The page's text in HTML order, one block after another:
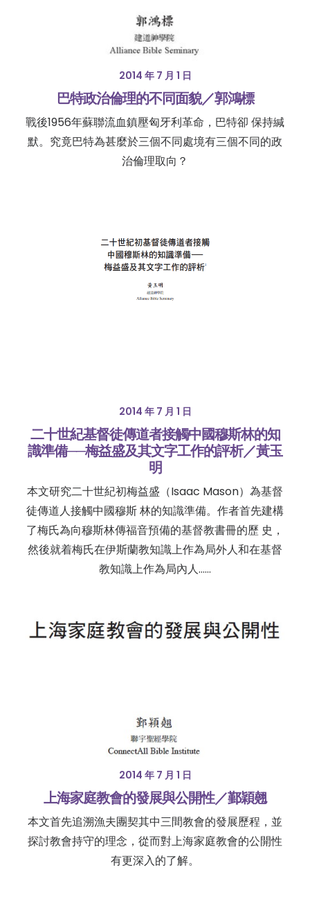
2014 年 7 月 1 日
巴特政治倫理的不同面貌／郭鴻標
戰後1956年蘇聯流血鎮壓匈牙利革命，巴特卻 保持緘
默。究竟巴特為甚麼於三個不同處境有三個不同的政
治倫理取向？
2014 年 7 月 1 日
二十世紀基督徒傳道者接觸中國穆斯林的知
識準備──梅益盛及其文字工作的評析／黃玉
明
本文研究二十世紀初梅益盛（Isaac Mason）為基督
徒傳道人接觸中國穆斯 林的知識準備。作者首先建構
了梅氏為向穆斯林傳福音預備的基督教書冊的歷 史，
然後就着梅氏在伊斯蘭教知識上作為局外人和在基督
教知識上作為局內人……
2014 年 7 月 1 日
上海家庭教會的發展與公開性／鄞穎翹
本文首先追溯漁夫團契其中三間教會的發展歷程，並
探討教會持守的理念，從而對上海家庭教會的公開性
有更深入的了解。